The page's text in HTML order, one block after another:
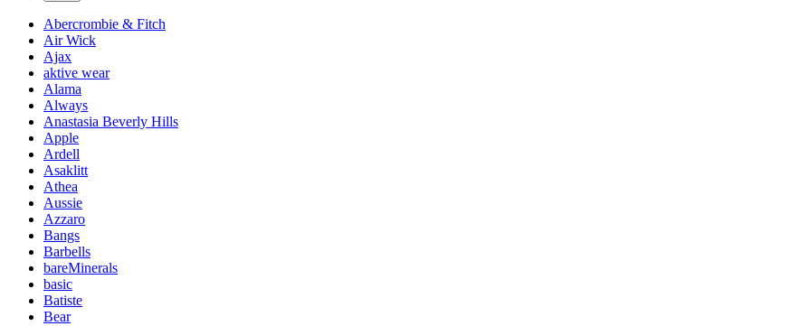
Abercrombie & Fitch
Air Wick
Ajax
aktive wear
Alama
Always
Anastasia Beverly Hills
Apple
Ardell
Asaklitt
Athea
Aussie
Azzaro
Bangs
Barbells
bareMinerals
basic
Batiste
Bear